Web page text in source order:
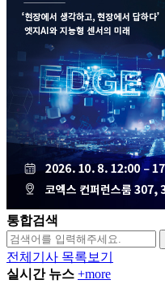
통합검색
전체기사 목록보기
실시간 뉴스 +more